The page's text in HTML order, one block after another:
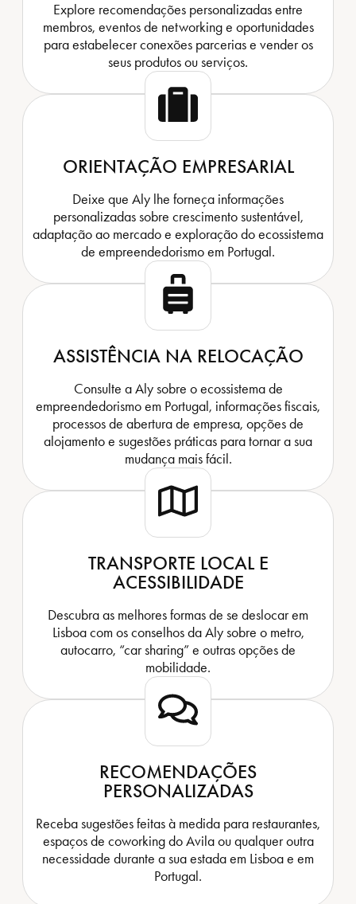
Explore recomendações personalizadas entre
membros, eventos de networking e oportunidades
para estabelecer conexões parcerias e vender os
seus produtos ou serviços.
ORIENTAÇÃO EMPRESARIAL
Deixe que Aly lhe forneça informações
personalizadas sobre crescimento sustentável,
adaptação ao mercado e exploração do ecossistema
de empreendedorismo em Portugal.
ASSISTÊNCIA NA RELOCAÇÃO
Consulte a Aly sobre o ecossistema de
empreendedorismo em Portugal, informações fiscais,
processos de abertura de empresa, opções de
alojamento e sugestões práticas para tornar a sua
mudança mais fácil.
TRANSPORTE LOCAL E
ACESSIBILIDADE
Descubra as melhores formas de se deslocar em
Lisboa com os conselhos da Aly sobre o metro,
autocarro, “car sharing” e outras opções de
mobilidade.
RECOMENDAÇÕES
PERSONALIZADAS
Receba sugestões feitas à medida para restaurantes,
espaços de coworking do Avila ou qualquer outra
necessidade durante a sua estada em Lisboa e em
Portugal.